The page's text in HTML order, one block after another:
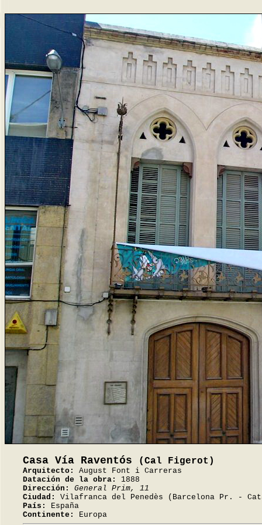
Casa Vía Raventós (Cal Figerot)
Arquitecto:
August Font i Carreras
Datación de la obra:
1888
Dirección:
General Prim, 11
Ciudad:
Vilafranca del Penedès (Barcelona Pr. -
País:
España
Continente:
Europa